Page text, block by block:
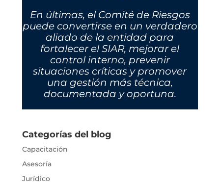
En últimas, el Comité de Riesgos
puede convertirse en un verdadero
aliado de la entidad para
fortalecer el SIAR, mejorar el
control interno, prevenir
situaciones críticas y promover
una gestión más técnica,
documentada y oportuna.
Categorías del blog
Capacitación
Asesoría
Jurídico